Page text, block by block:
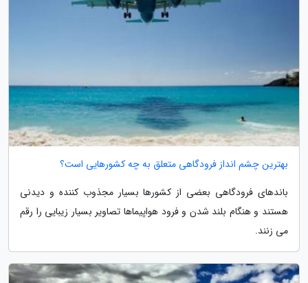
بهترین چشم انداز فرودگاهی متعلق به چه کشورهایی است؟
باندهای فرودگاهی بعضی از کشورها بسیار مجذوب کننده و دیدنی
هستند و هنگام بلند شدن و فرود هواپیماها تصاویر بسیار زیبایی را رقم
می زنند.